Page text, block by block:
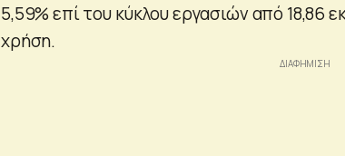
5,59% επί του κύκλου εργασιών από 18,86
χρήση.